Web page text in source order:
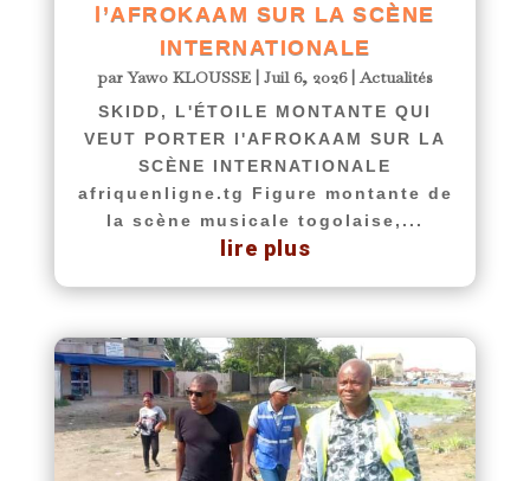
l’AFROKAAM SUR LA SCÈNE
INTERNATIONALE
parYawo KLOUSSE| Juil 6, 2026|Actualités
SKIDD, L'ÉTOILE MONTANTE QUI
VEUT PORTER l'AFROKAAM SUR LA
SCÈNE INTERNATIONALE
afriquenligne.tg Figure montante de
la scène musicale togolaise,...
lire plus